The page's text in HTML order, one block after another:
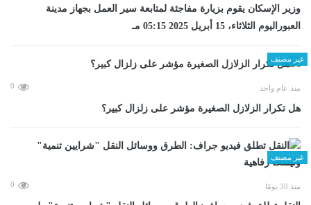
وزير الإسكان يقوم بزيارة مفاجئة لمتابعة سير العمل بجهاز مدينة
العبوراليوم الثلاثاء، 15 أبريل 2025 05:15 مـ
غير مصنف
منذ عام واحد 0
هل تكرار الزلازل الصغيرة مؤشر على زلزال كبير؟
غير مصنف
منذ 30 يومًا 0